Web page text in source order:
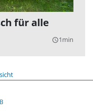
für alle
query_builder1min